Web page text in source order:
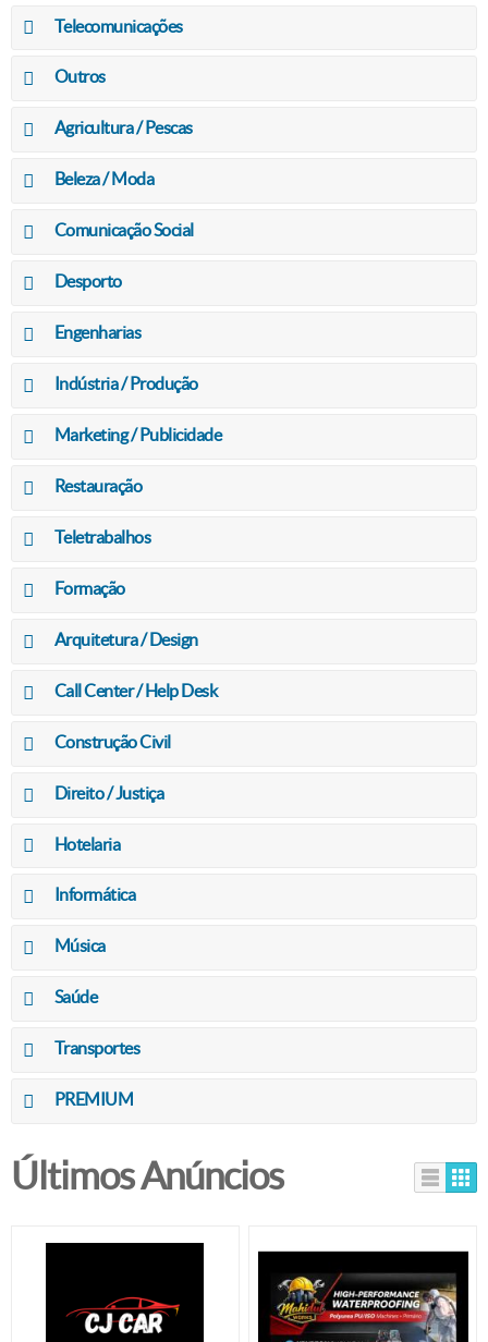
Telecomunicações
Outros
Agricultura / Pescas
Beleza / Moda
Comunicação Social
Desporto
Engenharias
Indústria / Produção
Marketing / Publicidade
Restauração
Teletrabalhos
Formação
Arquitetura / Design
Call Center / Help Desk
Construção Civil
Direito / Justiça
Hotelaria
Informática
Música
Saúde
Transportes
PREMIUM
Últimos Anúncios